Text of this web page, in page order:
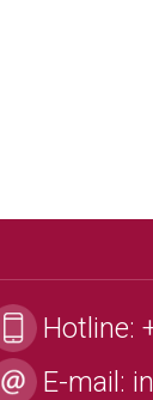
Hotline:
E-mail: